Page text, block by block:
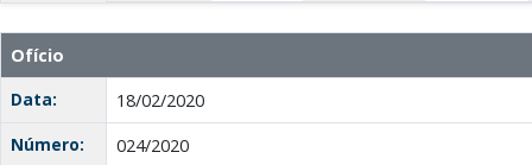
Ofício
Data:
18/02/2020
Número:
024/2020